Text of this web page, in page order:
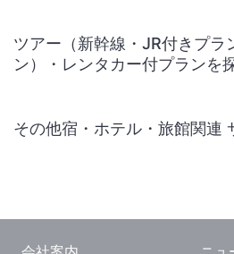
ツアー（新幹線・JR付きプラ
ン）・レンタカー付プランを
その他宿・ホテル・旅館関連